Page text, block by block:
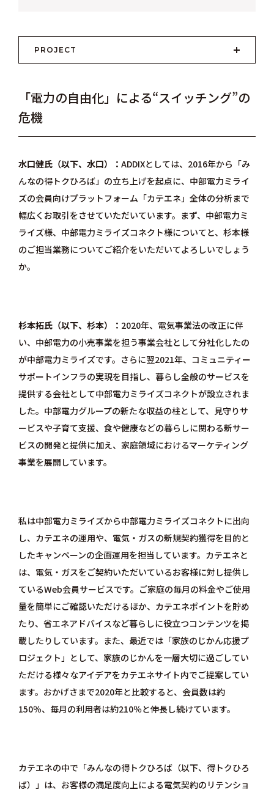
PROJECT
「電力の自由化」による“スイッチング”の
危機
水口健氏（以下、水口） ADDIXとしては、2016年から「み
んなの得トクひろば」の立ち上げを起点に、中部電力ミライ
ズの会員向けプラットフォーム「カテエネ」全体の分析まで
幅広くお取引をさせていただいています。まず、中部電力ミ
ライズ様、中部電力ミライズコネクト様についてと、杉本様
のご担当業務についてご紹介をいただいてよろしいでしょう
か。
杉本拓氏（以下、杉本）
2020年、電気事業法の改正に伴
い、中部電力の小売事業を担う事業会社として分社化したの
が中部電力ミライズです。さらに翌2021年、コミュニティー
サポートインフラの実現を目指し、暮らし全般のサービスを
提供する会社として中部電力ミライズコネクトが設立されま
した。中部電力グループの新たな収益の柱として、見守りサ
ービスや子育て支援、食や健康などの暮らしに関わる新サー
ビスの開発と提供に加え、家庭領域におけるマーケティング
事業を展開しています。
私は中部電力ミライズから中部電力ミライズコネクトに出向
し、カテエネの運用や、電気・ガスの新規契約獲得を目的と
したキャンペーンの企画運用を担当しています。カテエネと
は、電気・ガスをご契約いただいているお客様に対し提供し
ているWeb会員サービスです。ご家庭の毎月の料金やご使用
量を簡単にご確認いただけるほか、カテエネポイントを貯め
たり、省エネアドバイスなど暮らしに役立つコンテンツを掲
載したりしています。また、最近では「家族のじかん応援プ
ロジェクト」として、家族のじかんを一層大切に過ごしてい
ただける様々なアイデアをカテエネサイト内でご提案してい
ます。おかげさまで2020年と比較すると、会員数は約
150％、毎月の利用者は約210％と伸長し続けています。
カテエネの中で「みんなの得トクひろば（以下、得トクひろ
ば）」は、お客様の満足度向上による電気契約のリテンショ